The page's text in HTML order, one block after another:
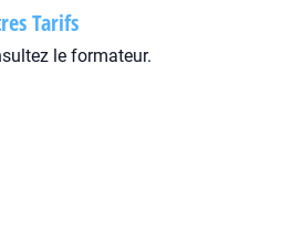
Tarifs
le formateur.